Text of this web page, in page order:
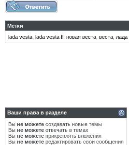
Метки
lada vesta lada vesta fl новая веста веста лада
Ваши права в разделе
Вы не можете создавать новые темы
Вы не можете отвечать в темах
Вы не можете прикреплять вложения
Вы не можете редактировать свои сообщения